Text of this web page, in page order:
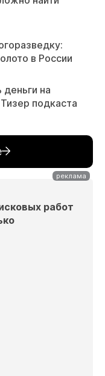
в России
на
подкаста
работ